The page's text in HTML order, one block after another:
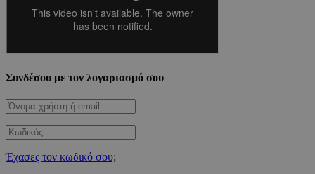
Συνδέσου με τον λογαριασμό σου
Έχασες τον κωδικό σου;